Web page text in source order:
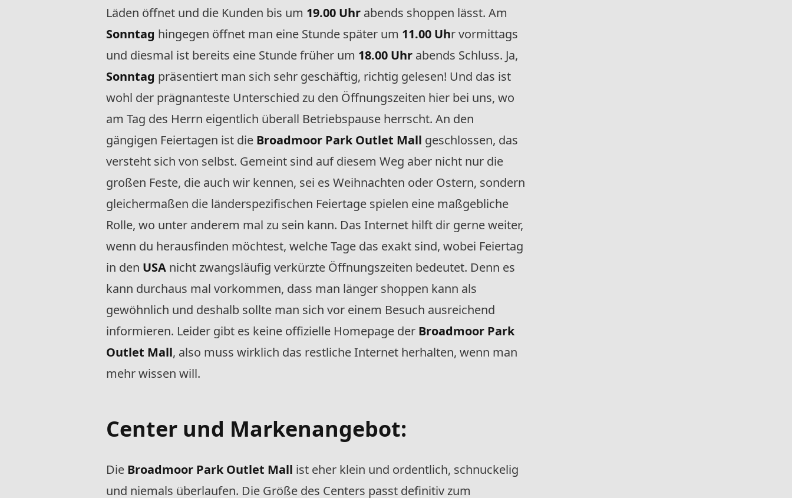
Läden öffnet und die Kunden bis um 19.00 Uhr abends shoppen lässt. Am
Sonntag hingegen öffnet man eine Stunde später um 11.00 Uhr vormittags
und diesmal ist bereits eine Stunde früher um 18.00 Uhr abends Schluss. Ja,
Sonntag präsentiert man sich sehr geschäftig, richtig gelesen! Und das ist
wohl der prägnanteste Unterschied zu den Öffnungszeiten hier bei uns, wo
am Tag des Herrn eigentlich überall Betriebspause herrscht. An den
gängigen Feiertagen ist die Broadmoor Park Outlet Mall geschlossen, das
versteht sich von selbst. Gemeint sind auf diesem Weg aber nicht nur die
großen Feste, die auch wir kennen, sei es Weihnachten oder Ostern, sondern
gleichermaßen die länderspezifischen Feiertage spielen eine maßgebliche
Rolle, wo unter anderem mal zu sein kann. Das Internet hilft dir gerne weiter,
wenn du herausfinden möchtest, welche Tage das exakt sind, wobei Feiertag
in den USA nicht zwangsläufig verkürzte Öffnungszeiten bedeutet. Denn es
kann durchaus mal vorkommen, dass man länger shoppen kann als
gewöhnlich und deshalb sollte man sich vor einem Besuch ausreichend
informieren. Leider gibt es keine offizielle Homepage der Broadmoor Park
Outlet Mall, also muss wirklich das restliche Internet herhalten, wenn man
mehr wissen will.
Center und Markenangebot:
Die Broadmoor Park Outlet Mall ist eher klein und ordentlich, schnuckelig
und niemals überlaufen. Die Größe des Centers passt definitiv zum